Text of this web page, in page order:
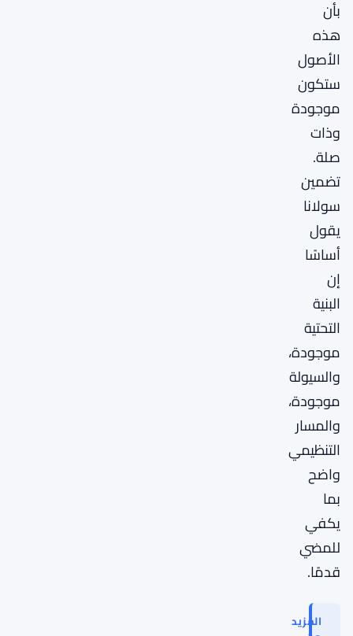
بأن
هذه
الأصول
ستكون
موجودة
وذات
صلة.
تضمين
سولانا
يقول
أساسًا
إن
البنية
التحتية
موجودة،
والسيولة
موجودة،
والمسار
التنظيمي
واضح
بما
يكفي
للمضي
قدمًا.
المزيد